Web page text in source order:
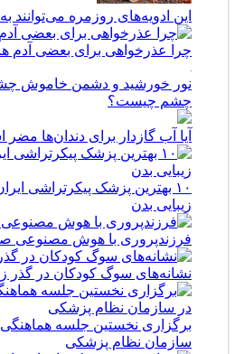
این ادویه‌های روزمره
چرا عذرخواهی برای بعضی آدم
نور خورشید و دشمن خاموش
چشم چیست؟
آیا آب گازدار برای دندان‌ها
۱۰ بهترین پزشک پیکرتراشی
زیبایی بدن
فرزندپروری با هوش مصنوعی
نشانه‌های سوگ کودکان در گذر
برگزاری نخستین جلسه
سازمان نظام پزشکی